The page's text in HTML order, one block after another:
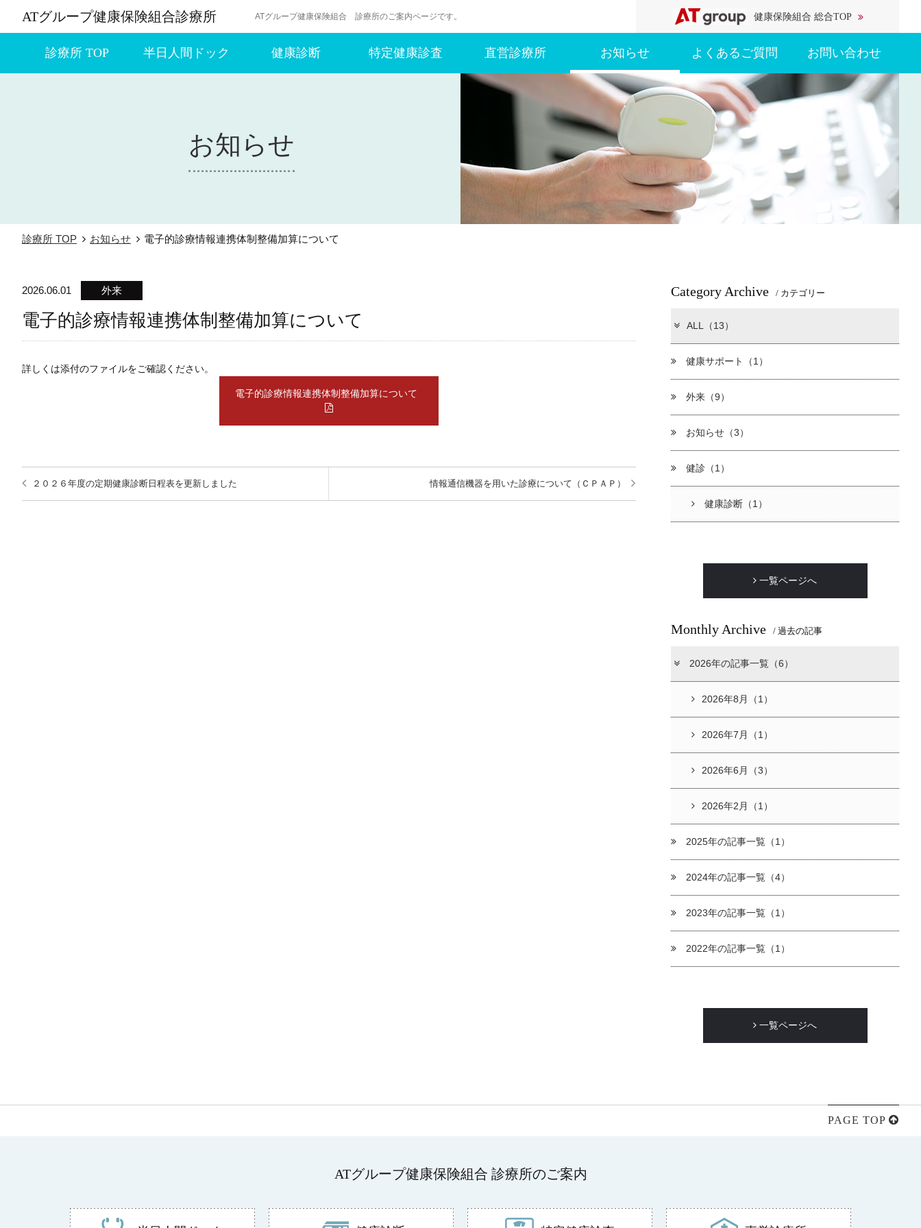
ATグループ健康保険組合診療所 ATグループ健康保険組合 診療所のご案内ページです。 健康保険組合 総合TOP
診療所 TOP 半日人間ドック 健康診断 特定健康診査 直営診療所 お知らせ よくあるご質問 お問い合わせ
お知らせ
診療所 TOP お知らせ 電子的診療情報連携体制整備加算について
2026.06.01 外来
電子的診療情報連携体制整備加算について
詳しくは添付のファイルをご確認ください。
電子的診療情報連携体制整備加算について
２０２６年度の定期健康診断日程表を更新しました 情報通信機器を用いた診療について（ＣＰＡＰ）
Category Archive / カテゴリー
ALL（13）
健康サポート（1）
外来（9）
お知らせ（3）
健診（1）
健康診断（1）
一覧ページへ
Monthly Archive / 過去の記事
2026年の記事一覧（6）
2026年8月（1）
2026年7月（1）
2026年6月（3）
2026年2月（1）
2025年の記事一覧（1）
2024年の記事一覧（4）
2023年の記事一覧（1）
2022年の記事一覧（1）
一覧ページへ
PAGE TOP
ATグループ健康保険組合 診療所のご案内